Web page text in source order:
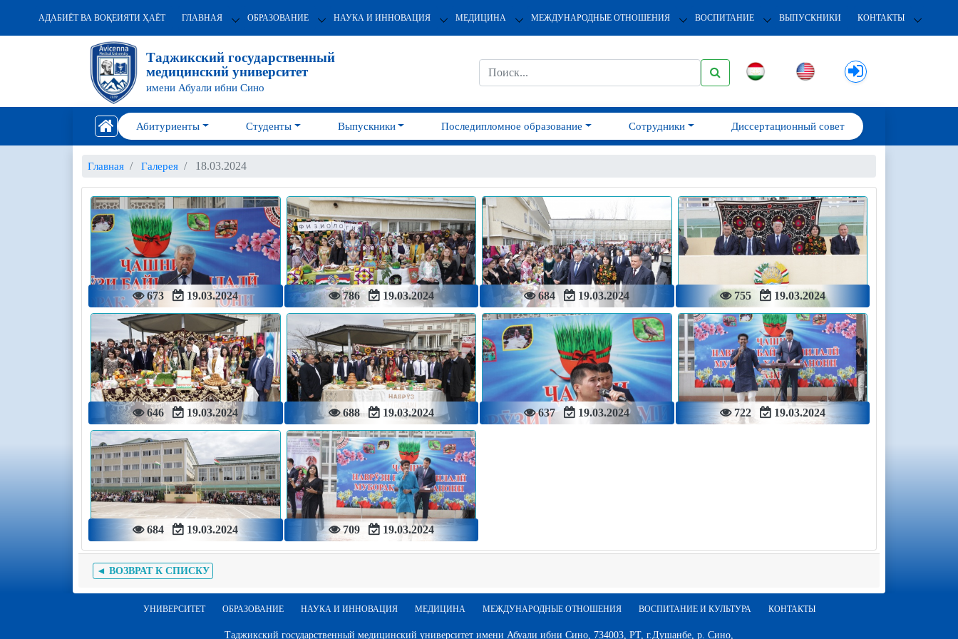
АДАБИЁТ ВА ВОҚЕИЯТИ ҲАЁТ ГЛАВНАЯ ОБРАЗОВАНИЕ НАУКА И ИННОВАЦИЯ МЕДИЦИНА МЕЖДУНАРОДНЫЕ ОТНОШЕНИЯ ВОСПИТАНИЕ ВЫПУСКНИКИ КОНТАКТЫ
Таджикский государственный
медицинский университет
имени Абуали ибни Сино
Абитуриенты Студенты Выпускники Последипломное образование Сотрудники Диссертационный совет
Главная Галерея 18.03.2024
673 19.03.2024 786 19.03.2024 684 19.03.2024 755 19.03.2024
646 19.03.2024 688 19.03.2024 637 19.03.2024 722 19.03.2024
684 19.03.2024 709 19.03.2024
◄ ВОЗВРАТ К СПИСКУ
УНИВЕРСИТЕТ ОБРАЗОВАНИЕ НАУКА И ИННОВАЦИЯ МЕДИЦИНА МЕЖДУНАРОДНЫЕ ОТНОШЕНИЯ ВОСПИТАНИЕ И КУЛЬТУРА КОНТАКТЫ
Таджикский государственный медицинский университет имени Абуали ибни Сино, 734003, РТ, г.Душанбе, р. Сино,